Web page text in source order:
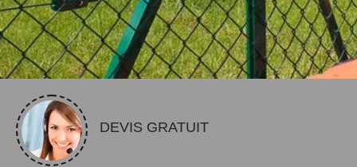
DEVIS GRATUIT